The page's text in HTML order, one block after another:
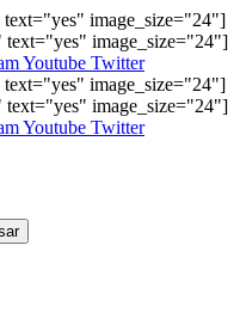
image_size="24"]
text="yes" image_size="24"]
Youtube Twitter
image_size="24"]
text="yes" image_size="24"]
Youtube Twitter